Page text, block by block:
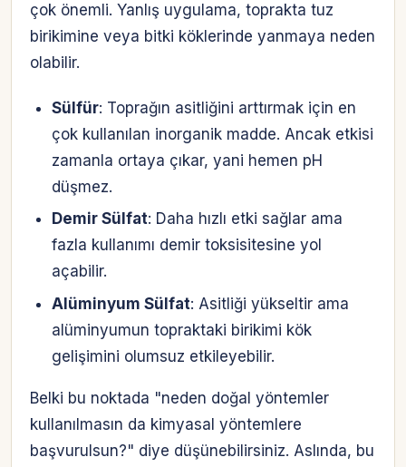
çok önemli. Yanlış uygulama, toprakta tuz
birikimine veya bitki köklerinde yanmaya neden
olabilir.
Sülfür: Toprağın asitliğini arttırmak için en
çok kullanılan inorganik madde. Ancak etkisi
zamanla ortaya çıkar, yani hemen pH
düşmez.
Demir Sülfat: Daha hızlı etki sağlar ama
fazla kullanımı demir toksisitesine yol
açabilir.
Alüminyum Sülfat: Asitliği yükseltir ama
alüminyumun topraktaki birikimi kök
gelişimini olumsuz etkileyebilir.
Belki bu noktada "neden doğal yöntemler
kullanılmasın da kimyasal yöntemlere
başvurulsun?" diye düşünebilirsiniz. Aslında, bu